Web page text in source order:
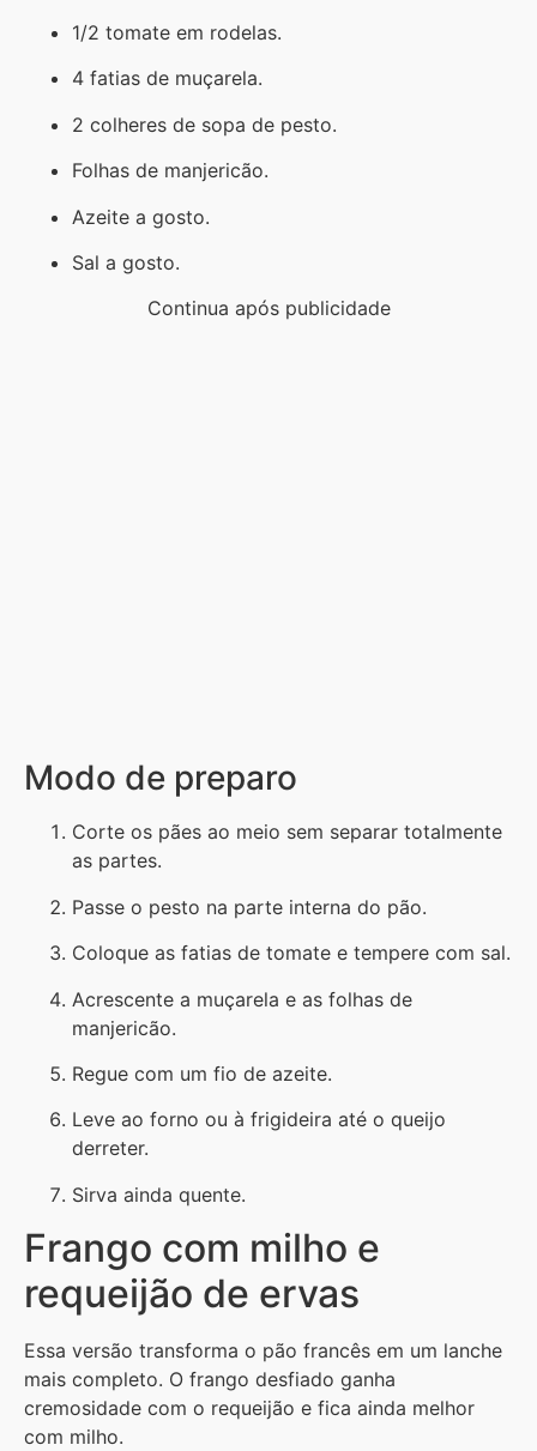
1/2 tomate em rodelas.
4 fatias de muçarela.
2 colheres de sopa de pesto.
Folhas de manjericão.
Azeite a gosto.
Sal a gosto.
Continua após publicidade
Modo de preparo
Corte os pães ao meio sem separar totalmente
as partes.
Passe o pesto na parte interna do pão.
Coloque as fatias de tomate e tempere com sal.
Acrescente a muçarela e as folhas de
manjericão.
Regue com um fio de azeite.
Leve ao forno ou à frigideira até o queijo
derreter.
Sirva ainda quente.
Frango com milho e
requeijão de ervas
Essa versão transforma o pão francês em um lanche
mais completo. O frango desfiado ganha
cremosidade com o requeijão e fica ainda melhor
com milho.